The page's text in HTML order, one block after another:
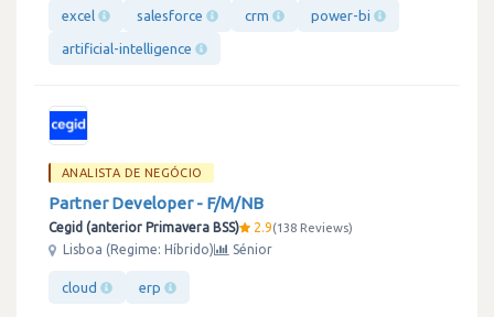
excel salesforce crm power-bi
artificial-intelligence
ANALISTA DE NEGÓCIO
Partner Developer - F/M/NB
Cegid (anterior Primavera BSS) 2.9 138 Reviews
Lisboa (Regime: Híbrido)
Sénior
cloud erp